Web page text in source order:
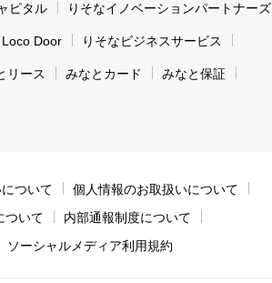
ピタル りそなイノベーションパートナーズ
Loco Door りそなビジネスサービス
リース みなとカード みなと保証
ついて
個人情報のお取扱いについて
ついて
内部通報制度について
ソーシャルメディア利用規約